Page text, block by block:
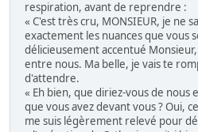
respiration, avant de reprendre :
« C'est très cru, MONSIEUR, je ne
exactement les nuances que vous
délicieusement accentué
entre nous. Ma belle, je vais te
d'attendre.
« Eh bien, que diriez-vous de nous
que vous avez devant vous ? Oui,
me suis légèrement relevé pour